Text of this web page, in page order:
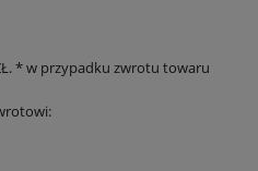
* w przypadku zwrotu towaru